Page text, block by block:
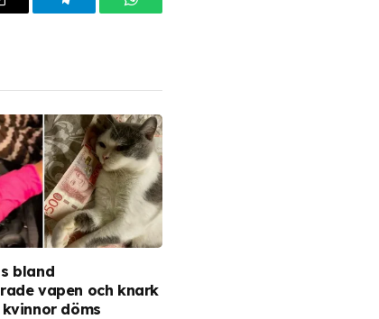
TelegramWhatsApp
bland
vapen och knark
döms